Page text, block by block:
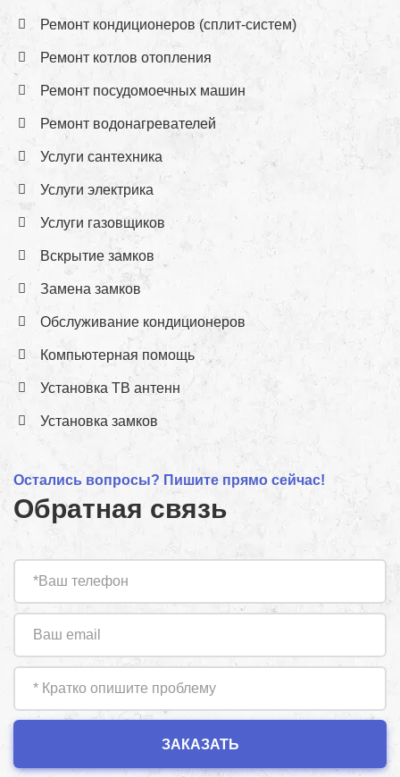
Ремонт кондиционеров (сплит-систем)
Ремонт котлов отопления
Ремонт посудомоечных машин
Ремонт водонагревателей
Услуги сантехника
Услуги электрика
Услуги газовщиков
Вскрытие замков
Замена замков
Обслуживание кондиционеров
Компьютерная помощь
Установка ТВ антенн
Установка замков
Остались вопросы? Пишите прямо сейчас!
Обратная связь